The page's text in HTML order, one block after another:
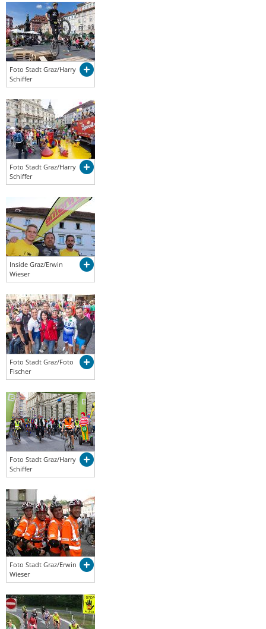
Foto Stadt Graz/Harry
Schiffer
Foto Stadt Graz/Harry
Schiffer
Inside Graz/Erwin
Wieser
Foto Stadt Graz/Foto
Fischer
Foto Stadt Graz/Harry
Schiffer
Foto Stadt Graz/Erwin
Wieser